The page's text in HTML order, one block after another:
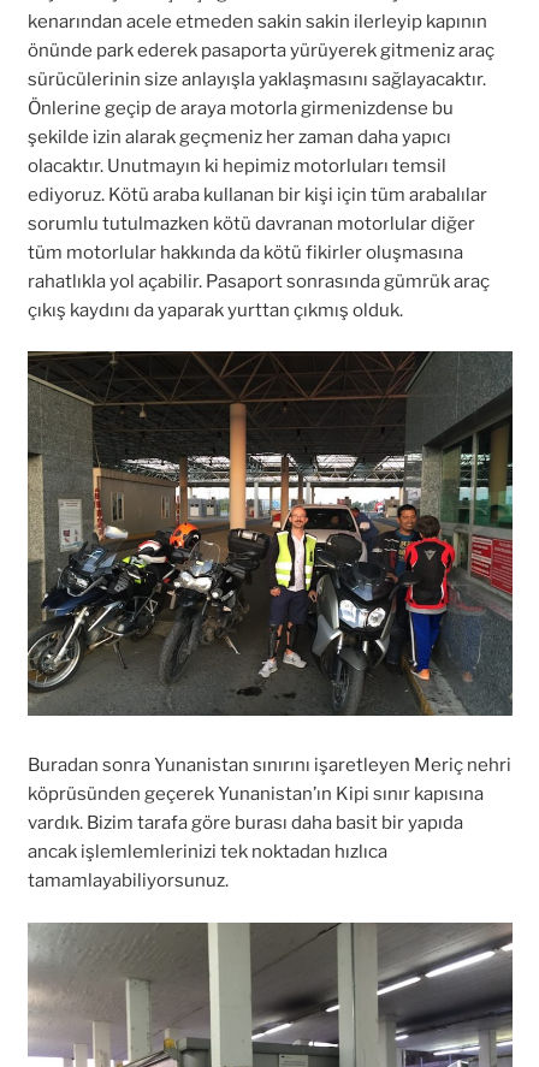
kenarından acele etmeden sakin sakin ilerleyip kapının
önünde park ederek pasaporta yürüyerek gitmeniz araç
sürücülerinin size anlayışla yaklaşmasını sağlayacaktır.
Önlerine geçip de araya motorla girmenizdense bu
şekilde izin alarak geçmeniz her zaman daha yapıcı
olacaktır. Unutmayın ki hepimiz motorluları temsil
ediyoruz. Kötü araba kullanan bir kişi için tüm arabalılar
sorumlu tutulmazken kötü davranan motorlular diğer
tüm motorlular hakkında da kötü fikirler oluşmasına
rahatlıkla yol açabilir. Pasaport sonrasında gümrük araç
çıkış kaydını da yaparak yurttan çıkmış olduk.
Buradan sonra Yunanistan sınırını işaretleyen Meriç nehri
köprüsünden geçerek Yunanistan’ın Kipi sınır kapısına
vardık. Bizim tarafa göre burası daha basit bir yapıda
ancak işlemlemlerinizi tek noktadan hızlıca
tamamlayabiliyorsunuz.